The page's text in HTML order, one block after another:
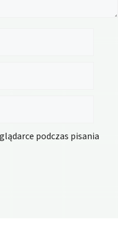
podczas pisania